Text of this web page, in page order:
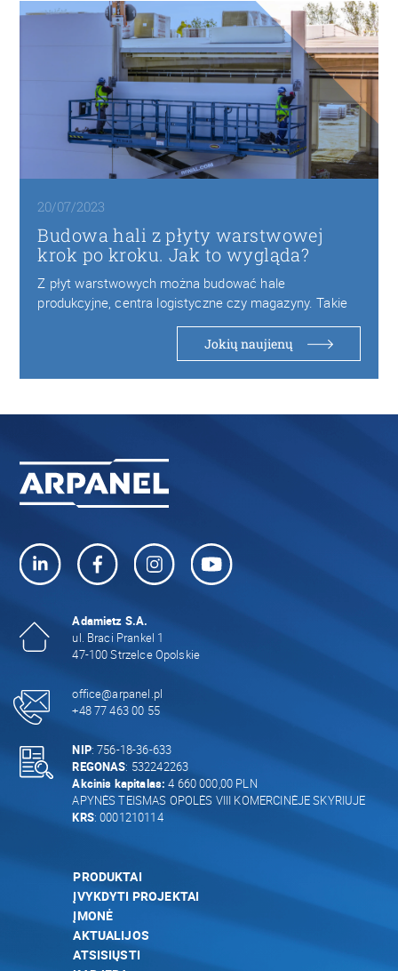
20/07/2023
Budowa hali z płyty warstwowej
krok po kroku. Jak to wygląda?
Z płyt warstwowych można budować hale
produkcyjne, centra logistyczne czy magazyny. Takie
Jokių naujienų
Adamietz S.A.
ul. Braci Prankel 1
47-100 Strzelce Opolskie
office@arpanel.pl
+48 77 463 00 55
NIP: 756-18-36-633
REGONAS: 532242263
Akcinis kapitalas: 4 660 000,00 PLN
APYNĖS TEISMAS OPOLĖS VIII KOMERCINĖJE SKYRIUJE
KRS: 0001210114
PRODUKTAI
ĮVYKDYTI PROJEKTAI
ĮMONĖ
AKTUALIJOS
ATSISIŲSTI